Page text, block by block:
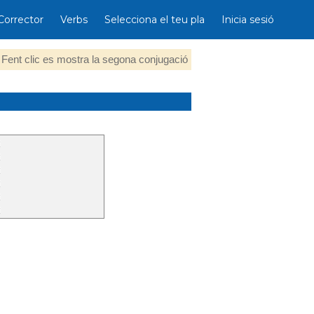
Verbs Selecciona el teu pla Inicia sesió
Fent clic es mostra la segona conjugació